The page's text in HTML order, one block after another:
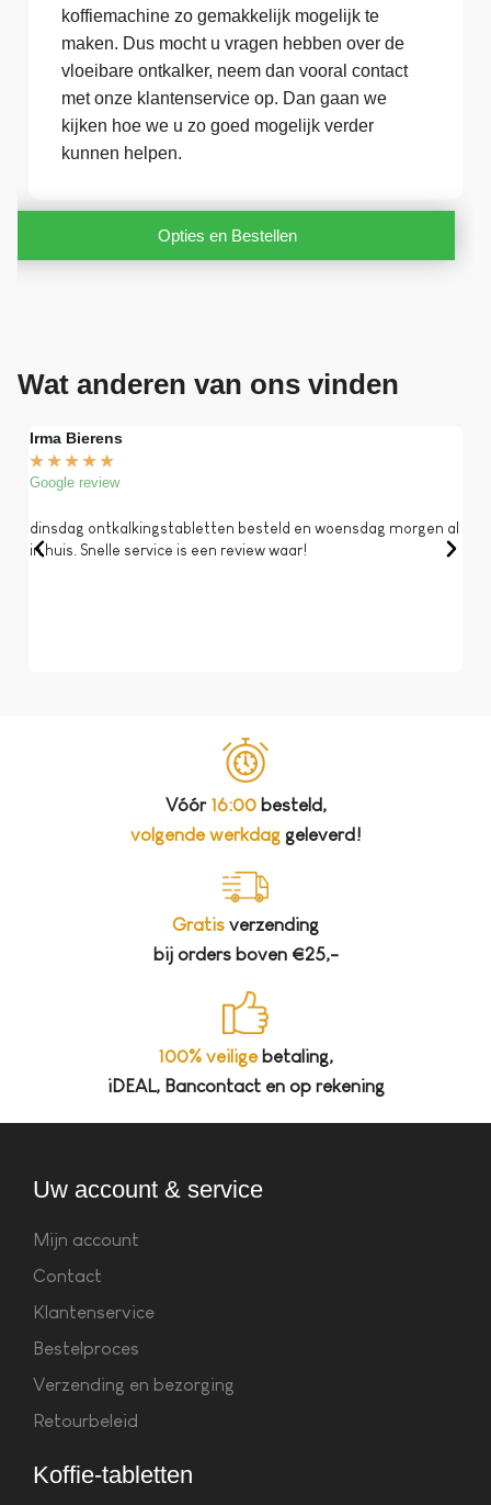
koffiemachine zo gemakkelijk mogelijk te
maken. Dus mocht u vragen hebben over de
vloeibare ontkalker, neem dan vooral contact
met onze klantenservice op. Dan gaan we
kijken hoe we u zo goed mogelijk verder
kunnen helpen.
Opties en Bestellen
Wat anderen van ons vinden
Irma Bierens
★ ★ ★ ★ ★
Google review
dinsdag ontkalkingstabletten besteld en woensdag morgen al
in huis. Snelle service is een review waar!
Vóór 16:00besteld,
volgende werkdaggeleverd!
Gratis verzending
bij orders boven €25,-
100% veiligebetaling,
iDEAL, Bancontact en op rekening
Uw account & service
Mijn account
Contact
Klantenservice
Bestelproces
Verzending en bezorging
Retourbeleid
Koffie-tabletten